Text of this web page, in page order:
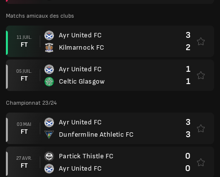
Matchs amicaux des clubs
11 JUIL.
FT
Ayr United FC
Kilmarnock FC
3
2
05 JUIL.
FT
Ayr United FC
Celtic Glasgow
1
1
Championnat 23/24
03 MAI
FT
Ayr United FC
Dunfermline Athletic FC
3
3
27 AVR.
FT
Partick Thistle FC
Ayr United FC
0
0